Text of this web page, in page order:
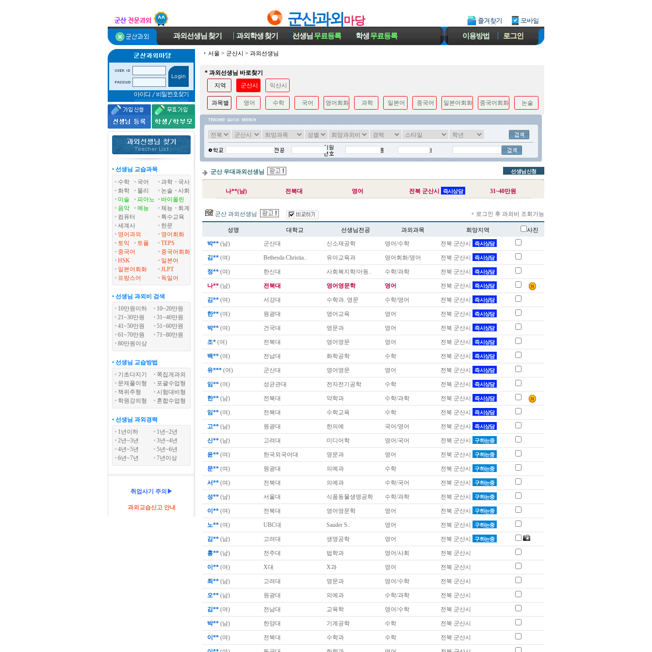
군산과외마당
과외선생님 찾기 과외학생찾기 선생님 무료등록 학생무료등록 이용방법 로그인
• 선생님 교습과목
수학
국어 과학
국사
화학
물리 논술
사회
미술
피아노
바이올린
음악
예능 체능
회계
컴퓨터
특수교육
세계사
한문
영어과외
영어회화
토익
토플
TEPS
중국어
중국어회화
HSK
일본어
일본어회화
JLPT
프랑스어
독일어
• 선생님 과외비 검색
10만원이하
10~20만원
21~30만원
31~40만원
41~50만원
51~60만원
61~70만원
71~80만원
80만원이상
• 선생님 교습방법
기초다지기
쪽집게과외
문제풀이형
포괄수업형
책위주형
시험대비형
학원강의형
혼합수업형
• 선생님 과외경력
1년이하
1년~2년
2년~3년
3년~4년
4년~5년
5년~6년
6년~7년
7년이상
취업사기 주의▶
과외교습신고 안내
서울 > 군산시 > 과외선생님
* 과외선생님 바로찾기
지역
군산시 익산시
과목별 영어 수학 국어 영어회화 과학 일본어 중국어 일본어회화 중국어회화 논술
군산 우대과외선생님 선생님신청
나**(남) 전북대 영어 전북 군산시 즉시상담 31~40만원
군산 과외선생님 + 로그인 후 과외비 조회가능
성명 대학교 선생님전공 과외과목 희망지역
사진
박** (남) 군산대 신소재공학 영어/수학 전북 군산시 즉시상담
김** (여) Bethesda Christia.. 유아교육과 영어회화/영어 전북 군산시 즉시상담
정** (여) 한신대 사회복지학/아동.. 수학/과학 전북 군산시 즉시상담
나** (남) 전북대 영어영문학 영어 전북 군산시 즉시상담
김** (여) 서강대 수학과. 영문 수학/영어 전북 군산시 즉시상담
한** (여) 원광대 영어교육 영어 전북 군산시 즉시상담
박** (여) 건국대 영문과 영어 전북 군산시 즉시상담
조* (여) 전북대 영어영문 영어 전북 군산시 즉시상담
백** (여) 전남대 화학공학 수학 전북 군산시 즉시상담
유*** (여) 군산대 영어영문 영어 전북 군산시 즉시상담
임** (여) 성균관대 전자전기공학 수학 전북 군산시 즉시상담
한** (남) 전북대 약학과 수학/과학 전북 군산시 즉시상담
임** (여) 전북대 수학교육 수학 전북 군산시 즉시상담
고** (남) 원광대 한의예 국어/영어 전북 군산시 즉시상담
신** (남) 고려대 미디어학 영어/국어 전북 군산시 구하는중
윤** (여) 한국외국어대 영문과 영어 전북 군산시 구하는중
문** (여) 원광대 의예과 수학 전북 군산시 구하는중
서** (여) 전북대 의예과 수학/국어 전북 군산시 구하는중
성** (남) 서울대 식품동물생명공학 수학/과학 전북 군산시 구하는중
이** (여) 전북대 영어영문학 영어 전북 군산시 구하는중
노** (여) UBC대 Sauder S.. 영어 전북 군산시 구하는중
김** (남) 고려대 생명공학 영어 전북 군산시 구하는중
홍** (남) 전주대 법학과 영어/사회 전북 군산시
이** (여) X대 X과 영어 전북 군산시
최** (남) 고려대 영문과 영어/수학 전북 군산시
오** (남) 원광대 의예과 수학/과학 전북 군산시
김** (여) 전남대 교육학 영어/수학 전북 군산시
박** (남) 한양대 기계공학 수학 전북 군산시
이** (여) 전북대 수학과 수학 전북 군산시